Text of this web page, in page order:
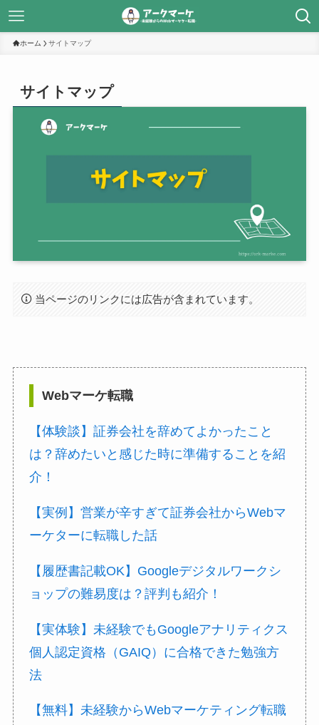
ホーム サイトマップ
サイトマップ
当ページのリンクには広告が含まれています。
Webマーケ転職
【体験談】証券会社を辞めてよかったこと
は？辞めたいと感じた時に準備することを紹
介！
【実例】営業が辛すぎて証券会社からWebマ
ーケターに転職した話
【履歴書記載OK】Googleデジタルワークシ
ョップの難易度は？評判も紹介！
【実体験】未経験でもGoogleアナリティクス
個人認定資格（GAIQ）に合格できた勉強方
法
【無料】未経験からWebマーケティング転職